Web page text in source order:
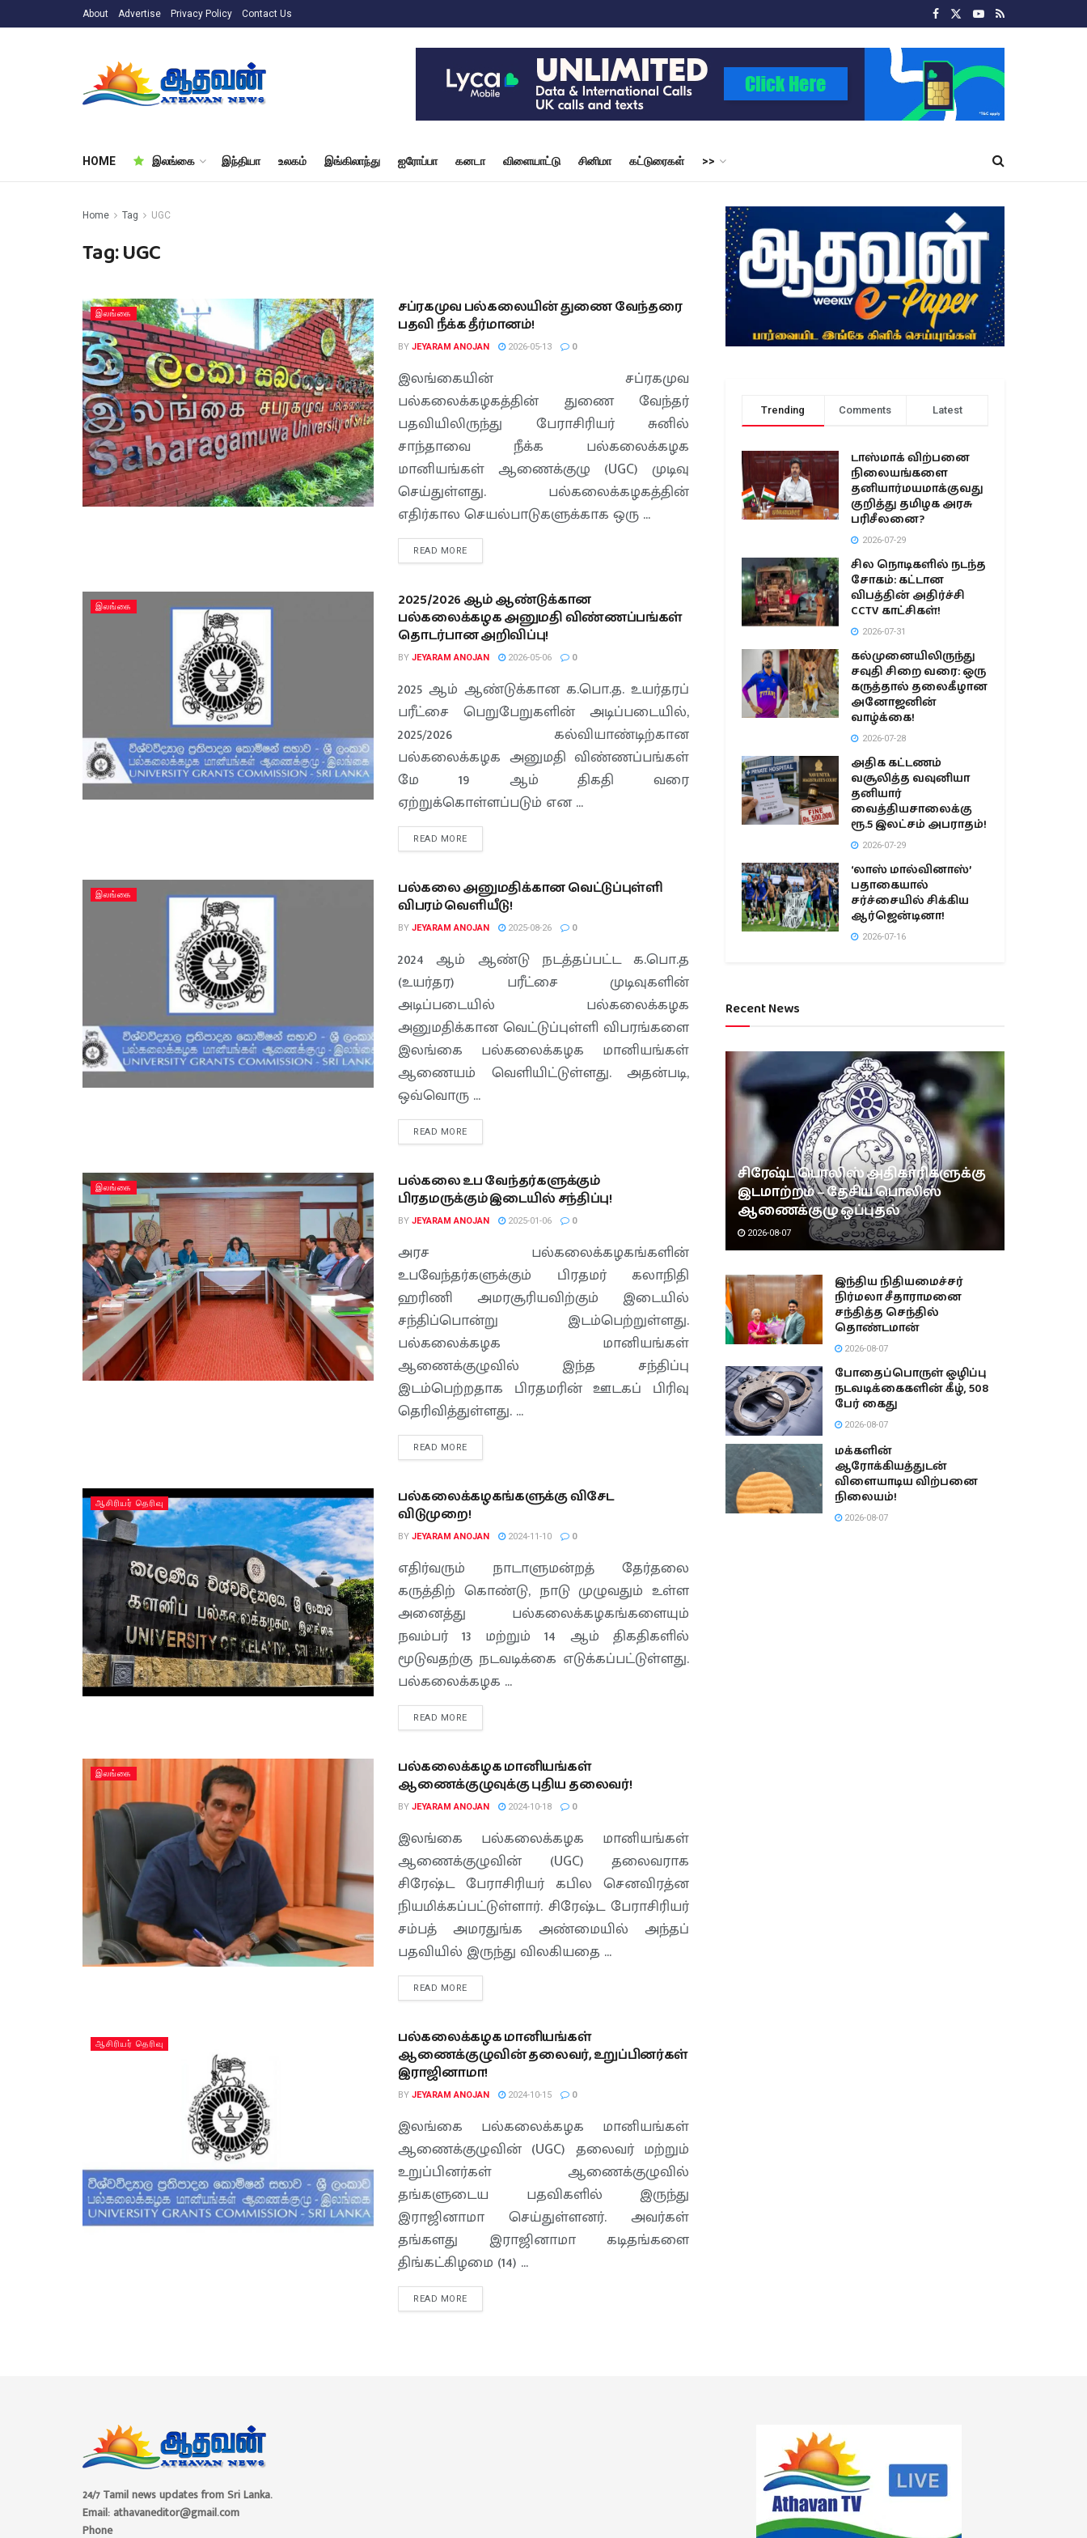
About Advertise Privacy Policy Contact Us
HOME இலங்கை இந்தியா உலகம் இங்கிலாந்து ஐரோப்பா கனடா விளையாட்டு சினிமா கட்டுரைகள் >>
Home Tag UGC
Tag:UGC
இலங்கை
சப்ரகமுவ பல்கலையின் துணை வேந்தரை
பதவி நீக்க தீர்மானம்!
BY JEYARAM ANOJAN 2026-05-13 0
இலங்கையின் சப்ரகமுவ
பல்கலைக்கழகத்தின் துணை வேந்தர்
பதவியிலிருந்து பேராசிரியர் சுனில்
சாந்தாவை நீக்க பல்கலைக்கழக
மானியங்கள் ஆணைக்குழு (UGC) முடிவு
செய்துள்ளது. பல்கலைக்கழகத்தின்
எதிர்கால செயல்பாடுகளுக்காக ஒரு ...
READ MORE
இலங்கை
2025/2026 ஆம் ஆண்டுக்கான
பல்கலைக்கழக அனுமதி விண்ணப்பங்கள்
தொடர்பான அறிவிப்பு!
BY JEYARAM ANOJAN 2026-05-06 0
2025 ஆம் ஆண்டுக்கான க.பொ.த. உயர்தரப்
பரீட்சை பெறுபேறுகளின் அடிப்படையில்,
2025/2026 கல்வியாண்டிற்கான
பல்கலைக்கழக அனுமதி விண்ணப்பங்கள்
மே 19 ஆம் திகதி வரை
ஏற்றுக்கொள்ளப்படும் என ...
READ MORE
இலங்கை
பல்கலை அனுமதிக்கான வெட்டுப்புள்ளி
விபரம் வெளியீடு!
BY JEYARAM ANOJAN 2025-08-26 0
2024 ஆம் ஆண்டு நடத்தப்பட்ட க.பொ.த
(உயர்தர) பரீட்சை முடிவுகளின்
அடிப்படையில் பல்கலைக்கழக
அனுமதிக்கான வெட்டுப்புள்ளி விபரங்களை
இலங்கை பல்கலைக்கழக மானியங்கள்
ஆணையம் வெளியிட்டுள்ளது. அதன்படி,
ஒவ்வொரு ...
READ MORE
இலங்கை
பல்கலை உப வேந்தர்களுக்கும்
பிரதமருக்கும் இடையில் சந்திப்பு!
BY JEYARAM ANOJAN 2025-01-06 0
அரச பல்கலைக்கழகங்களின்
உபவேந்தர்களுக்கும் பிரதமர் கலாநிதி
ஹரிணி அமரசூரியவிற்கும் இடையில்
சந்திப்பொன்று இடம்பெற்றுள்ளது.
பல்கலைக்கழக மானியங்கள்
ஆணைக்குழுவில் இந்த சந்திப்பு
இடம்பெற்றதாக பிரதமரின் ஊடகப் பிரிவு
தெரிவித்துள்ளது. ...
READ MORE
ஆசிரியர் தெரிவு
பல்கலைக்கழகங்களுக்கு விசேட
விடுமுறை!
BY JEYARAM ANOJAN 2024-11-10 0
எதிர்வரும் நாடாளுமன்றத் தேர்தலை
கருத்திற் கொண்டு, நாடு முழுவதும் உள்ள
அனைத்து பல்கலைக்கழகங்களையும்
நவம்பர் 13 மற்றும் 14 ஆம் திகதிகளில்
மூடுவதற்கு நடவடிக்கை எடுக்கப்பட்டுள்ளது.
பல்கலைக்கழக ...
READ MORE
இலங்கை
பல்கலைக்கழக மானியங்கள்
ஆணைக்குழுவுக்கு புதிய தலைவர்!
BY JEYARAM ANOJAN 2024-10-18 0
இலங்கை பல்கலைக்கழக மானியங்கள்
ஆணைக்குழுவின் (UGC) தலைவராக
சிரேஷ்ட பேராசிரியர் கபில செனவிரத்ன
நியமிக்கப்பட்டுள்ளார். சிரேஷ்ட பேராசிரியர்
சம்பத் அமரதுங்க அண்மையில் அந்தப்
பதவியில் இருந்து விலகியதை ...
READ MORE
ஆசிரியர் தெரிவு
பல்கலைக்கழக மானியங்கள்
ஆணைக்குழுவின் தலைவர், உறுப்பினர்கள்
இராஜினாமா!
BY JEYARAM ANOJAN 2024-10-15 0
இலங்கை பல்கலைக்கழக மானியங்கள்
ஆணைக்குழுவின் (UGC) தலைவர் மற்றும்
உறுப்பினர்கள் ஆணைக்குழுவில்
தங்களுடைய பதவிகளில் இருந்து
இராஜினாமா செய்துள்ளனர். அவர்கள்
தங்களது இராஜினாமா கடிதங்களை
திங்கட்கிழமை (14) ...
READ MORE
Trending Comments Latest
டாஸ்மாக் விற்பனை
நிலையங்களை
தனியார்மயமாக்குவது
குறித்து தமிழக அரசு
பரிசீலனை?
2026-07-29
சில நொடிகளில் நடந்த
சோகம்: கட்டான
விபத்தின் அதிர்ச்சி
CCTV காட்சிகள்!
2026-07-31
கல்முனையிலிருந்து
சவுதி சிறை வரை: ஒரு
கருத்தால் தலைகீழான
அனோஜனின்
வாழ்க்கை!
2026-07-28
அதிக கட்டணம்
வசூலித்த வவுனியா
தனியார்
வைத்தியசாலைக்கு
ரூ.5 இலட்சம் அபராதம்!
2026-07-29
‘லாஸ் மால்வினாஸ்’
பதாகையால்
சர்ச்சையில் சிக்கிய
ஆர்ஜென்டினா!
2026-07-16
Recent News
சிரேஷ்ட பொலிஸ் அதிகாரிகளுக்கு
இடமாற்றம் – தேசிய பொலிஸ்
ஆணைக்குழு ஒப்புதல்
2026-08-07
இந்திய நிதியமைச்சர்
நிர்மலா சீதாராமனை
சந்தித்த செந்தில்
தொண்டமான்
2026-08-07
போதைப்பொருள் ஒழிப்பு
நடவடிக்கைகளின் கீழ், 508
பேர் கைது
2026-08-07
மக்களின்
ஆரோக்கியத்துடன்
விளையாடிய விற்பனை
நிலையம்!
2026-08-07
24/7 Tamil news updates from Sri Lanka.
Email: athavaneditor@gmail.com
Phone